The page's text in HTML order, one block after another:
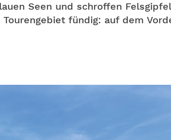
Seen und schroffen
fündig: auf dem